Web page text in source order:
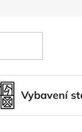
Vybavení